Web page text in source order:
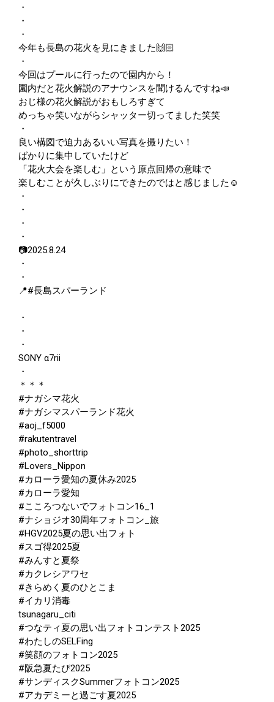
・
・
・
今年も長島の花火を見にきました🙌🏻
・
今回はプールに行ったので園内から！
園内だと花火解説のアナウンスを聞けるんですね📣
おじ様の花火解説がおもしろすぎて
めっちゃ笑いながらシャッター切ってました笑笑
・
良い構図で迫力あるいい写真を撮りたい！
ばかりに集中していたけど
「花火大会を楽しむ」という原点回帰の意味で
楽しむことが久しぶりにできたのではと感じました☺️
・
・
・
・
📷2025.8.24
・
・
📍#長島スパーランド
・
・
・
SONY α7rii
・
＊＊＊
#ナガシマ花火
#ナガシマスパーランド花火
#aoj_f5000
#rakutentravel
#photo_shorttrip
#Lovers_Nippon
#カローラ愛知の夏休み2025
#カローラ愛知
#こころつないでフォトコン16_1
#ナショジオ30周年フォトコン_旅
#HGV2025夏の思い出フォト
#スゴ得2025夏
#みんすと夏祭
#カクレシアワセ
#きらめく夏のひとこま
#イカリ消毒
tsunagaru_citi
#つなティ夏の思い出フォトコンテスト2025
#わたしのSELFing
#笑顔のフォトコン2025
#阪急夏たび2025
#サンディスクSummerフォトコン2025
#アカデミーと過ごす夏2025